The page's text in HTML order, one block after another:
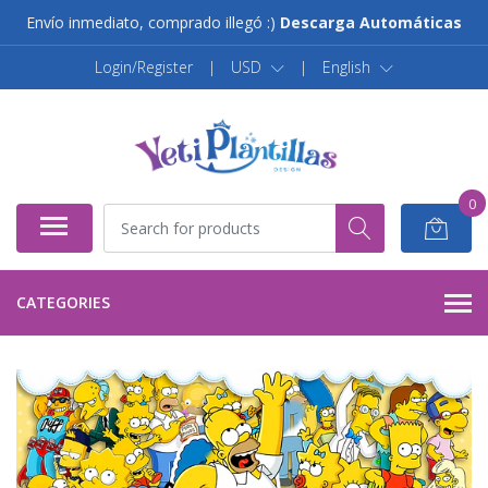
Envío inmediato, comprado illegó :) Descarga Automáticas
Login/Register | USD | English
0
CATEGORIES